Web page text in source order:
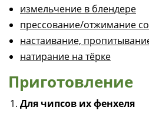
измельчение в блендере
прессование/отжимание
настаивание,
натирание на тёрке
Приготовление
Для чипсов их фенхеля